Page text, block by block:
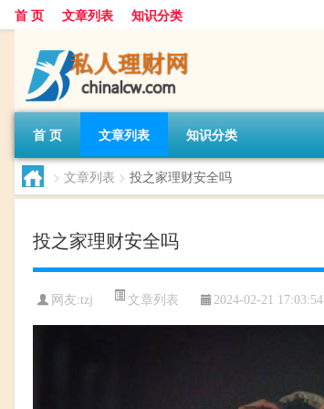
首 页 文章列表 知识分类
首 页 文章列表 知识分类
> 文章列表 > 投之家理财安全吗
投之家理财安全吗
网友:tzj 文章列表 2024-02-21 17:03:54